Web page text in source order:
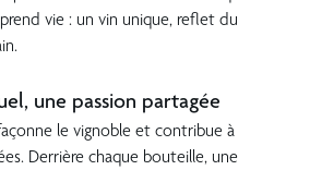
prend vie : un vin unique, reflet du
une passion partagée
le vignoble et contribue à
Derrière chaque bouteille, une